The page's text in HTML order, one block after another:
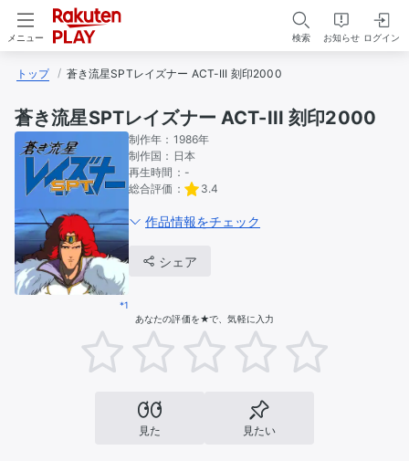
メニュー 検索 お知らせ ログイン
トップ 蒼き流星SPTレイズナー ACT-III 刻印2000
蒼き流星SPTレイズナー ACT-III 刻印2000
*1
制作年： 1986年
制作国： 日本
再生時間： -
総合評価：
3.4
作品情報をチェック
シェア
あなたの評価を★で、気軽に入力
見た 見たい